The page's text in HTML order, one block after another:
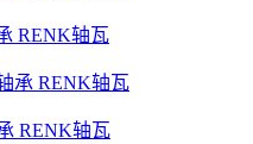
RENK轴瓦
RENK轴瓦